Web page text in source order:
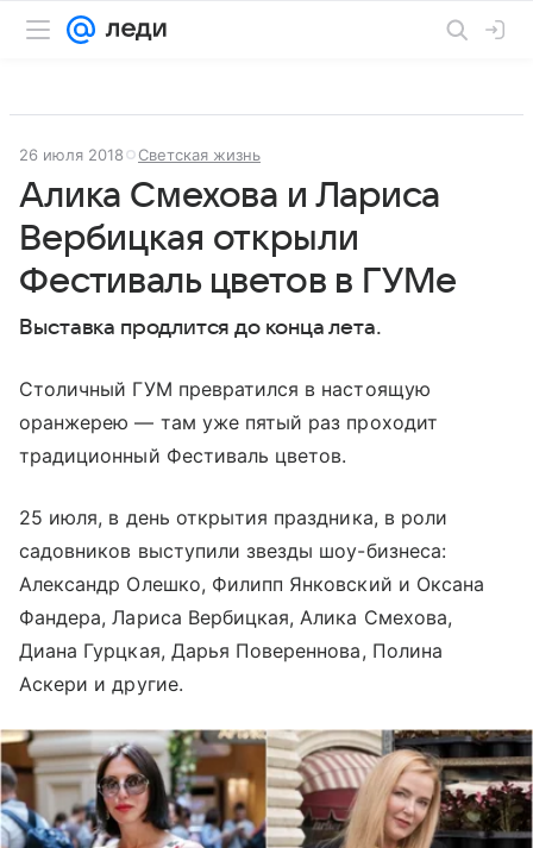
26 июля 2018 Светская жизнь
Алика Смехова и Лариса
Вербицкая открыли
Фестиваль цветов в ГУМе
Выставка продлится до конца лета.
Столичный ГУМ превратился в настоящую
оранжерею — там уже пятый раз проходит
традиционный Фестиваль цветов.
25 июля, в день открытия праздника, в роли
садовников выступили звезды шоу-бизнеса:
Александр Олешко, Филипп Янковский и Оксана
Фандера, Лариса Вербицкая, Алика Смехова,
Диана Гурцкая, Дарья Повереннова, Полина
Аскери и другие.